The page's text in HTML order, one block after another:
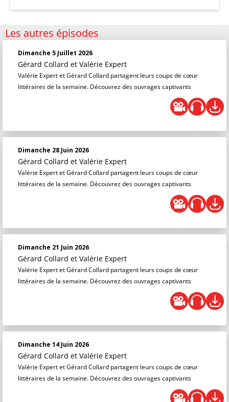
Les autres épisodes
Dimanche 5 Juillet 2026
Gérard Collard et Valérie Expert
Valérie Expert et Gérard Collard partagent leurs coups de cœur
littéraires de la semaine. Découvrez des ouvrages captivants
Dimanche 28 Juin 2026
Gérard Collard et Valérie Expert
Valérie Expert et Gérard Collard partagent leurs coups de cœur
littéraires de la semaine. Découvrez des ouvrages captivants
Dimanche 21 Juin 2026
Gérard Collard et Valérie Expert
Valérie Expert et Gérard Collard partagent leurs coups de cœur
littéraires de la semaine. Découvrez des ouvrages captivants
Dimanche 14 Juin 2026
Gérard Collard et Valérie Expert
Valérie Expert et Gérard Collard partagent leurs coups de cœur
littéraires de la semaine. Découvrez des ouvrages captivants